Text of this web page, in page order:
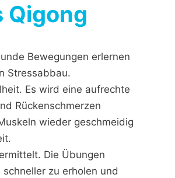
Qigong
Bewegungen erlernen
Stressabbau.
Es wird eine aufrechte
Rückenschmerzen
wieder geschmeidig
Die Übungen
zu erholen und